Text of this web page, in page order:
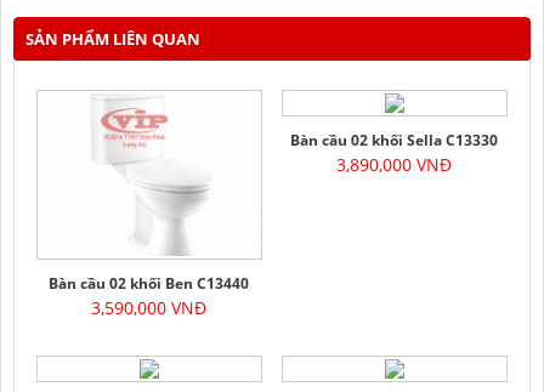
SẢN PHẨM LIÊN QUAN
Bàn cầu 02 khối Ben C13440
3,590,000 VNĐ
Bàn cầu 02 khối Sella C13330
3,890,000 VNĐ